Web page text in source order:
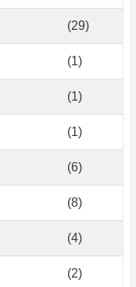
(29)
(1)
(1)
(1)
(6)
(8)
(4)
(2)